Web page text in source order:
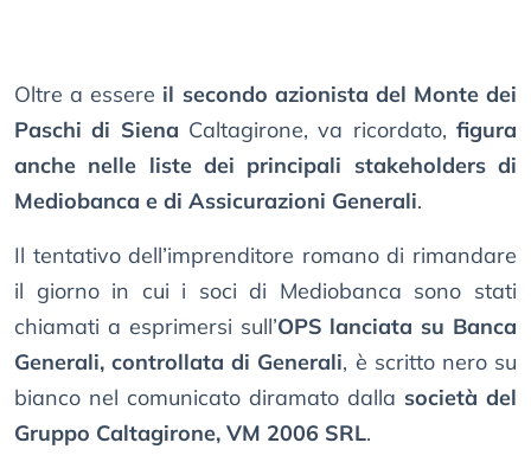
Oltre a essere il secondo azionista del Monte dei
Paschi di Siena Caltagirone, va ricordato,figura
anche nelle liste dei principali stakeholders di
Mediobanca e di Assicurazioni Generali.
Il tentativo dell’imprenditore romano di rimandare
il giorno in cui i soci di Mediobanca sono stati
chiamati a esprimersi sull’OPS lanciata su Banca
Generali, controllata di Generali, è scritto nero su
bianco nel comunicato diramato dalla società del
Gruppo Caltagirone, VM 2006 SRL.